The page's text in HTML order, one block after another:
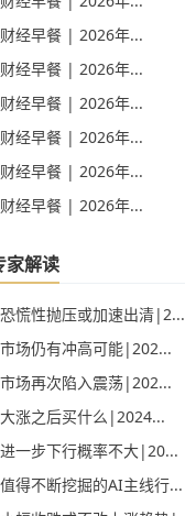
财经早餐 | 2026年...
财经早餐 | 2026年...
财经早餐 | 2026年...
财经早餐 | 2026年...
财经早餐 | 2026年...
财经早餐 | 2026年...
家解读
恐慌性抛压或加速出清|2...
市场仍有冲高可能|202...
市场再次陷入震荡|202...
大涨之后买什么|2024...
进一步下行概率不大|20...
值得不断挖掘的AI主线行...